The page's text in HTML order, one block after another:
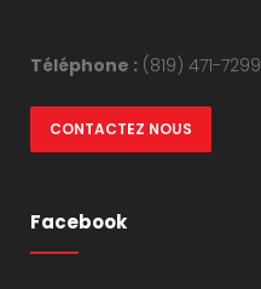
Téléphone : (819) 471-7299
CONTACTEZ NOUS
Facebook